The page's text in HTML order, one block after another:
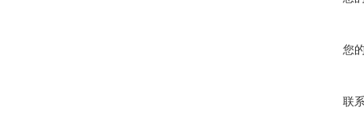
您
联